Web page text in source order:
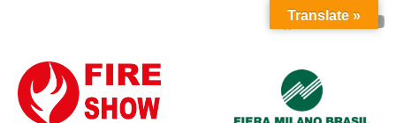
Translate »